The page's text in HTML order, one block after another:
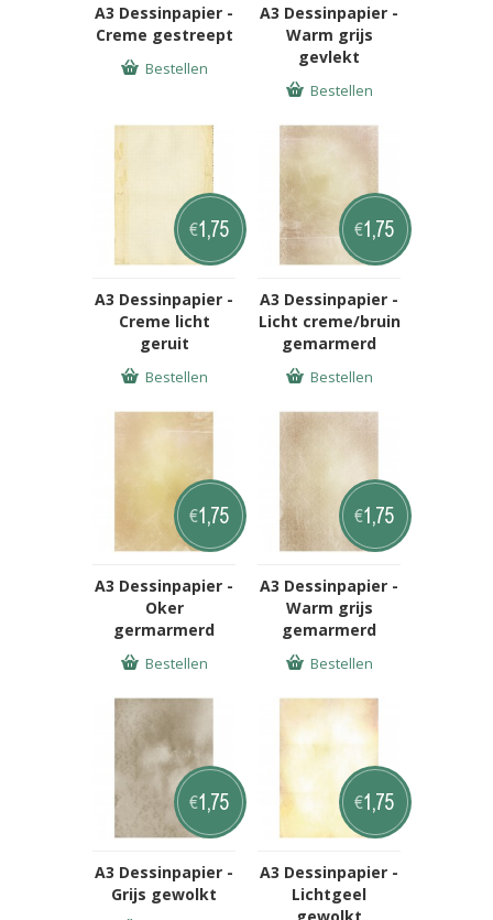
A3 Dessinpapier -
Creme gestreept
Bestellen
A3 Dessinpapier -
Warm grijs
gevlekt
Bestellen
A3 Dessinpapier -
Creme licht
geruit
€1,75
Bestellen
A3 Dessinpapier -
Licht creme/bruin
gemarmerd
€1,75
Bestellen
A3 Dessinpapier -
Oker
germarmerd
€1,75
Bestellen
A3 Dessinpapier -
Warm grijs
gemarmerd
€1,75
Bestellen
A3 Dessinpapier -
Grijs gewolkt
€1,75
A3 Dessinpapier -
Lichtgeel
€1,75